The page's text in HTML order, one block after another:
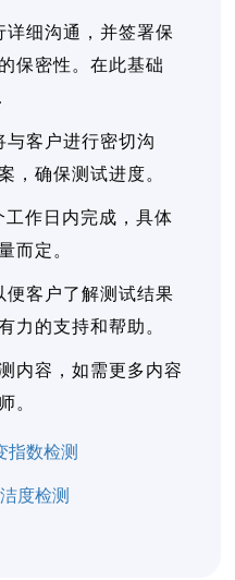
详细沟通，并签署保
保密性。在此基础
与客户进行密切沟
，确保测试进度。
工作日内完成，具体
而定。
便客户了解测试结果
力的支持和帮助。
内容，如需更多内容
。
指数检测
度检测